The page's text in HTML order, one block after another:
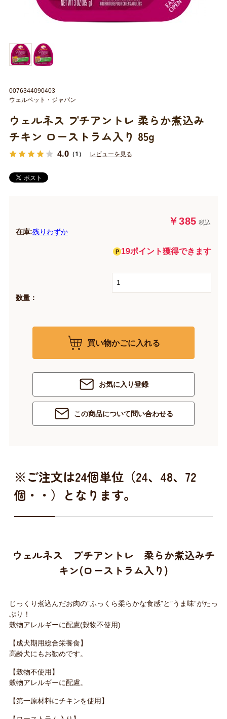
ウェルネス プチアントレ 柔らか煮込み
チキン ローストラム入り 85g
4.0（1） レビューを見る
￥385 税込
在庫:残りわずか
19ポイント獲得できます
数量：
買い物かごに入れる
お気に入り登録
この商品について問い合わせる
0076344090403
ウェルペット・ジャパン
※ご注文は24個単位（24、48、72
個・・）となります。
ウェルネス プチアントレ 柔らか煮込みチ
キン(ローストラム入り)
じっくり煮込んだお肉の”ふっくら柔らかな食感”と”うま味”がたっ
ぷり！
穀物アレルギーに配慮(穀物不使用)
【成犬期用総合栄養食】
高齢犬にもお勧めです。
【穀物不使用】
穀物アレルギーに配慮。
【第一原材料にチキンを使用】